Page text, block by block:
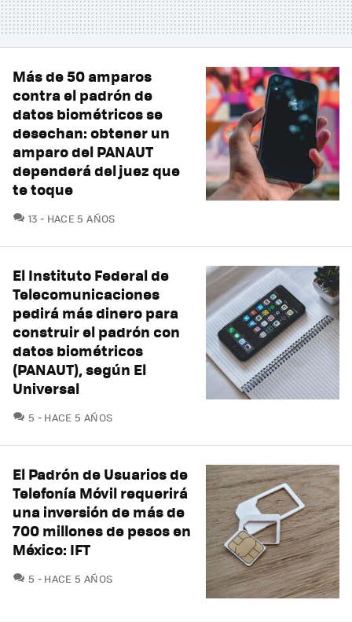
Más de 50 amparos
contra el padrón de
datos biométricos se
desechan: obtener un
amparo del PANAUT
dependerá del juez que
te toque
13 COMENTARIOS
HACE 5 AÑOS
El Instituto Federal de
Telecomunicaciones
pedirá más dinero para
construir el padrón con
datos biométricos
(PANAUT), según El
Universal
5 COMENTARIOS
HACE 5 AÑOS
El Padrón de Usuarios de
Telefonía Móvil requerirá
una inversión de más de
700 millones de pesos en
México: IFT
5 COMENTARIOS
HACE 5 AÑOS